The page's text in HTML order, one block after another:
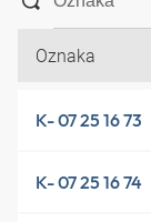
Oznaka
K- 07 25 16 73
K- 07 25 16 74